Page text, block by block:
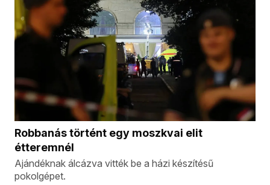
Robbanás történt egy moszkvai elit
étteremnél
Ajándéknak álcázva vitték be a házi készítésű
pokolgépet.